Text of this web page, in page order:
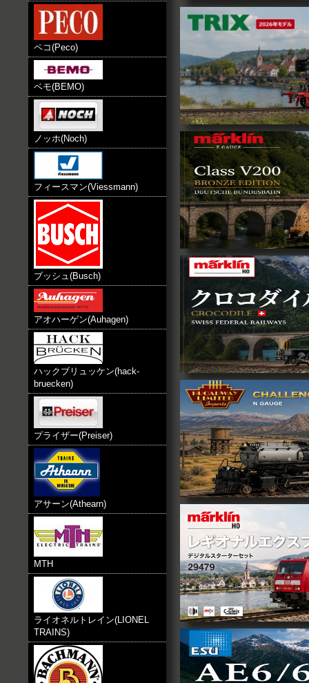
ペコ(Peco)
ベモ(BEMO)
ノッホ(Noch)
フィースマン(Viessmann)
ブッシュ(Busch)
アオハーゲン(Auhagen)
ハックブリュッケン(hack-
bruecken)
プライザー(Preiser)
アサーン(Athearn)
MTH
ライオネルトレイン(LIONEL
TRAINS)
2016.4.30
新規会員登録のお客様に5月31日
クーポンコード
を配信中で
20000円以上ご利用の方限定で
2015.3.8
LGBカテゴリー追加いたしました
2014.12.30
global-train ヤフー店オープン致
2014.12.26
年末年始は休まず営業致します。
します。
2014.12.11
Vollmer HO 本日入荷致しまた。
2014.12.8
global-trainヤフオク店オープン致
2014.11.24
Kibri HO 本日入荷致します。
2014.9.4
Marklin セカンドハンズ商品のお
致しました。
2014.8.21
Hobbytrain 商品カテゴリーに追加
2014.1.30
Faller 、Noch、Marklin HO、本
2014.1.18
Faller 、Vollmer HO Noch N、 本
た。
2014.1.9
クレジット決済時の3Dセキュア
2013.12.27
Vollmer N、HO 本日入荷致しまし
2013.11.13
ネット銀行決済がご利用可能とな
2013.10.5
Arnold N、Marklin HO、本日入荷
2013.9.15
Vollmer N、Kibri N、Hack N、本
す。
2013.9.6
RANKING箇所を、当店売れ筋履
した。
2013.7.18
2013.5.8
kibri N 本日入荷致しました。
2013.5.2
Fleischmann N、Noch HO 本日
た。
2013.2.3
Marklin HO、Faller HO、Esu HO
HO、Fleischmann HO、Roco HO
ました。
2013.1.30
Vollmer N 、Noch Alle,N 本日入荷
2013.1.27
Marklin HO、Fleischmann N、
Hack N、Faller N 本日入荷致しま
2013.1.23
Noch N 、Auhagen HO 、Preiser